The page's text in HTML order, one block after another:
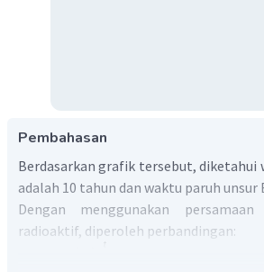
Pembahasan
Berdasarkan grafik tersebut, diketahui
adalah 10 tahun dan waktu paruh unsur
Dengan menggunakan
radioaktif, diperoleh perbandingan: